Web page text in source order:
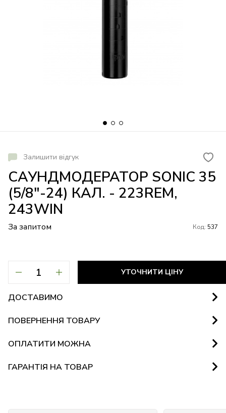
Залишити відгук
САУНДМОДЕРАТОР SONIC 35
(5/8"-24) КАЛ. - 223REM,
243WIN
За запитом Код: 537
УТОЧНИТИ ЦІНУ
ДОСТАВИМО
ПОВЕРНЕННЯ ТОВАРУ
ОПЛАТИТИ МОЖНА
ГАРАНТІЯ НА ТОВАР